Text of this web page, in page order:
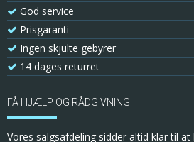
God service
Prisgaranti
Ingen skjulte gebyrer
14 dages returret
FÅ HJÆLP OG RÅDGIVNING
Vores salgsafdeling sidder altid klar til